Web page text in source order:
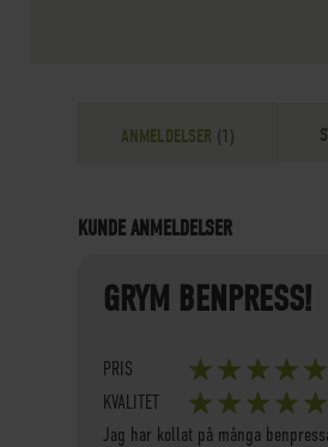
ANMELDELSER 1
KUNDE ANMELDELSER
GRYM BENPRESS!
PRIS
100%
KVALITET
100%
Jag har kollat på många